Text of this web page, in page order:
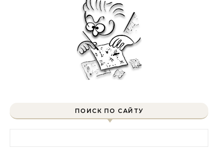
ПОИСК ПО САЙТУ